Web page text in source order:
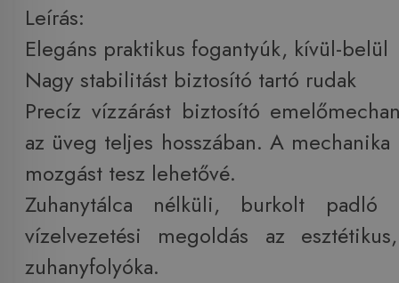
Leírás:
Elegáns praktikus fogantyúk, kívül-belül
Nagy stabilitást biztosító tartó rudak
Precíz vízzárást biztosító
az üveg teljes hosszában. A
mozgást tesz lehetővé.
Zuhanytálca nélküli, burkolt padló
vízelvezetési megoldás az
zuhanyfolyóka.